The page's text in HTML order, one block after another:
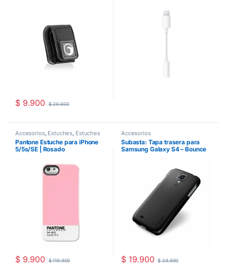
$9.900 $29.900
Accesorios, Estuches, Estuches
iPhone
Pantone Estuche para iPhone
5/5s/SE | Rosado
$9.900 $119.900
Accesorios
Subasta: Tapa trasera para
Samsung Galaxy S4 – Bounce
$19.900 $24.900